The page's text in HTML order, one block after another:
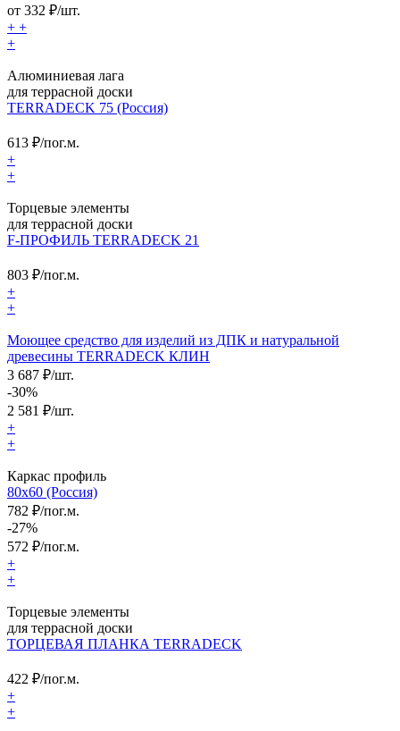
от 332 ₽/шт.
+ +
+
Алюминиевая лага
для террасной доски
TERRADECK 75 (Россия)
613 ₽/пог.м.
+
+
Торцевые элементы
для террасной доски
F-ПРОФИЛЬ TERRADECK 21
803 ₽/пог.м.
+
+
Моющее средство для изделий из ДПК и натуральной
древесины TERRADECK КЛИН
3 687 ₽/шт.
-30%
2 581 ₽/шт.
+
+
Каркас профиль
80x60 (Россия)
782 ₽/пог.м.
-27%
572 ₽/пог.м.
+
+
Торцевые элементы
для террасной доски
ТОРЦЕВАЯ ПЛАНКА TERRADECK
422 ₽/пог.м.
+
+